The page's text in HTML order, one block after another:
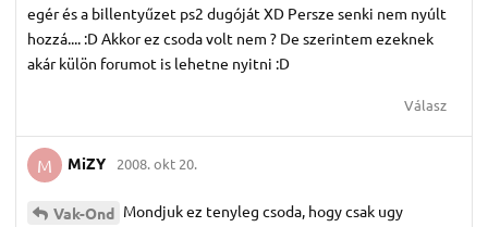
egér és a billentyűzet ps2 dugóját XD Persze senki nem nyúlt
hozzá.... :D Akkor ez csoda volt nem ? De szerintem ezeknek
akár külön forumot is lehetne nyitni :D
Válasz
M MiZY 2008. okt 20.
Vak-Ond Mondjuk ez tenyleg csoda, hogy csak ugy